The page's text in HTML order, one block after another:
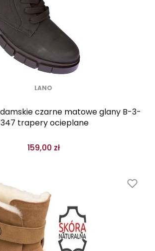
LANO
czarne matowe glany B-3-
trapery ocieplane
159,00 zł